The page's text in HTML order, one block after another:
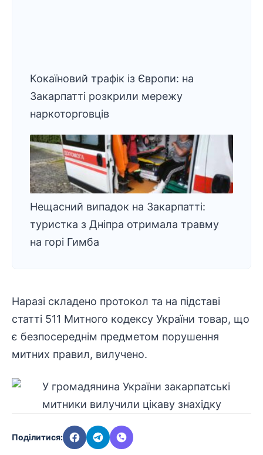
Кокаїновий трафік із Європи: на
Закарпатті розкрили мережу
наркоторговців
Нещасний випадок на Закарпатті:
туристка з Дніпра отримала травму
на горі Гимба
Наразі складено протокол та на підставі
статті 511 Митного кодексу України товар, що
є безпосереднім предметом порушення
митних правил, вилучено.
Поділитися: